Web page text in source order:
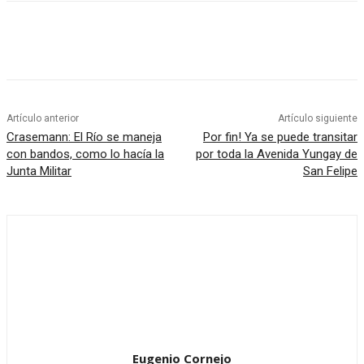
Artículo anterior
Crasemann: El Río se maneja
con bandos, como lo hacía la
Junta Militar
Artículo siguiente
Por fin! Ya se puede transitar
por toda la Avenida Yungay de
San Felipe
Eugenio Cornejo